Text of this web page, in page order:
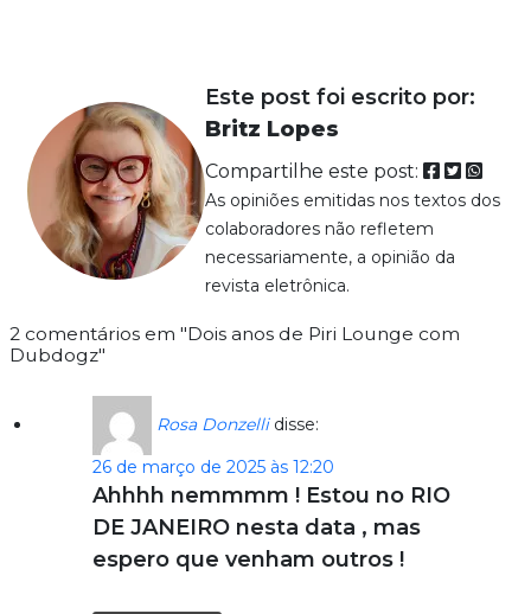
Este post foi escrito por:
Britz Lopes
Compartilhe este post:
As opiniões emitidas nos textos dos
colaboradores não refletem
necessariamente, a opinião da
revista eletrônica.
2 comentários em "Dois anos de Piri Lounge com
Dubdogz"
Rosa Donzelli disse:
26 de março de 2025 às 12:20
Ahhhh nemmmm ! Estou no RIO
DE JANEIRO nesta data , mas
espero que venham outros !